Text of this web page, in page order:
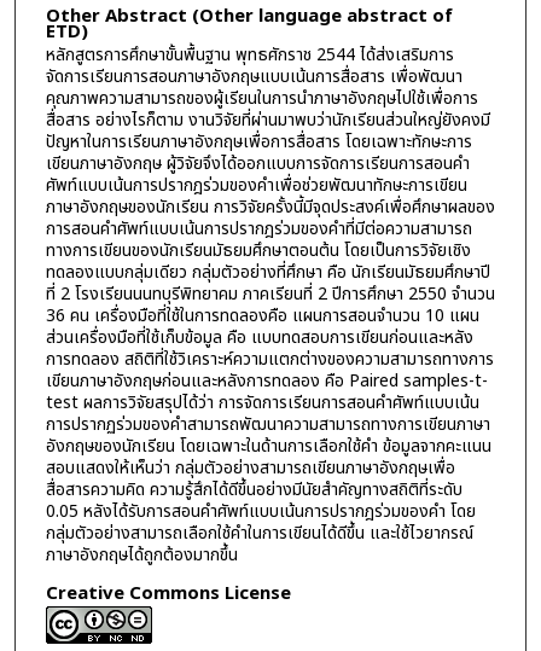
Other Abstract (Other language abstract of
ETD)
หลักสูตรการศึกษาขั้นพื้นฐาน พุทธศักราช 2544 ได้ส่งเสริมการ
จัดการเรียนการสอนภาษาอังกฤษแบบเน้นการสื่อสาร เพื่อพัฒนา
คุณภาพความสามารถของผู้เรียนในการนำภาษาอังกฤษไปใช้เพื่อการ
สื่อสาร อย่างไรก็ตาม งานวิจัยที่ผ่านมาพบว่านักเรียนส่วนใหญ่ยังคงมี
ปัญหาในการเรียนภาษาอังกฤษเพื่อการสื่อสาร โดยเฉพาะทักษะการ
เขียนภาษาอังกฤษ ผู้วิจัยจึงได้ออกแบบการจัดการเรียนการสอนคำ
ศัพท์แบบเน้นการปรากฎร่วมของคำเพื่อช่วยพัฒนาทักษะการเขียน
ภาษาอังกฤษของนักเรียน การวิจัยครั้งนี้มีจุดประสงค์เพื่อศึกษาผลของ
การสอนคำศัพท์แบบเน้นการปรากฎร่วมของคำที่มีต่อความสามารถ
ทางการเขียนของนักเรียนมัธยมศึกษาตอนต้น โดยเป็นการวิจัยเชิง
ทดลองแบบกลุ่มเดียว กลุ่มตัวอย่างที่ศึกษา คือ นักเรียนมัธยมศึกษาปี
ที่ 2 โรงเรียนนนทบุรีพิทยาคม ภาคเรียนที่ 2 ปีการศึกษา 2550 จำนวน
36 คน เครื่องมือที่ใช้ในการทดลองคือ แผนการสอนจำนวน 10 แผน
ส่วนเครื่องมือที่ใช้เก็บข้อมูล คือ แบบทดสอบการเขียนก่อนและหลัง
การทดลอง สถิติที่ใช้วิเคราะห์ความแตกต่างของความสามารถทางการ
เขียนภาษาอังกฤษก่อนและหลังการทดลอง คือ Paired samples-t-
test ผลการวิจัยสรุปได้ว่า การจัดการเรียนการสอนคำศัพท์แบบเน้น
การปรากฏร่วมของคำสามารถพัฒนาความสามารถทางการเขียนภาษา
อังกฤษของนักเรียน โดยเฉพาะในด้านการเลือกใช้คำ ข้อมูลจากคะแนน
สอบแสดงให้เห็นว่า กลุ่มตัวอย่างสามารถเขียนภาษาอังกฤษเพื่อ
สื่อสารความคิด ความรู้สึกได้ดีขึ้นอย่างมีนัยสำคัญทางสถิติที่ระดับ
0.05 หลังได้รับการสอนคำศัพท์แบบเน้นการปรากฎร่วมของคำ โดย
กลุ่มตัวอย่างสามารถเลือกใช้คำในการเขียนได้ดีขึ้น และใช้ไวยากรณ์
ภาษาอังกฤษได้ถูกต้องมากขึ้น
Creative Commons License